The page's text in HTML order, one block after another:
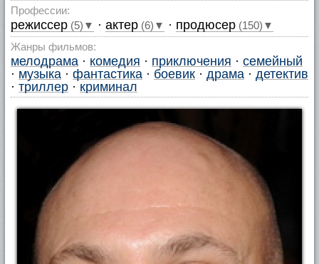
Профессии:
режиссер (5)▼ · актер (6)▼ · продюсер (150)▼
Жанры фильмов:
мелодрама · комедия · приключения · семейный
· музыка · фантастика · боевик · драма · детектив
· триллер · криминал